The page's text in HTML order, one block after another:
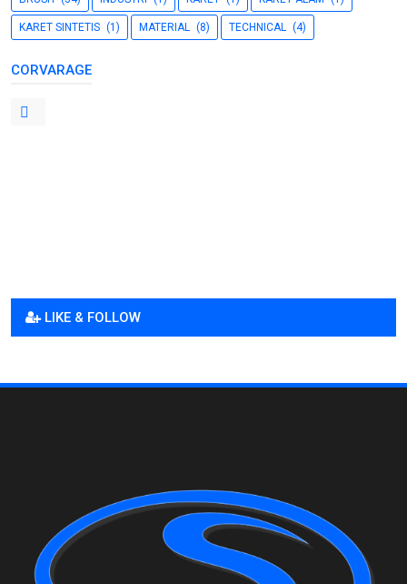
KARET SINTETIS (1) MATERIAL (8) TECHNICAL (4)
CORVARAGE
LIKE & FOLLOW